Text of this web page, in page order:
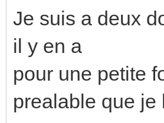
Je suis a deux
il y en a
pour une petite
prealable que je